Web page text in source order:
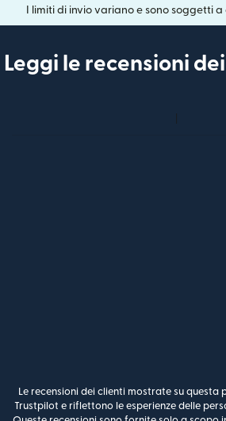
I limiti di invio variano e sono soggetti
Leggi le recensioni
Le recensioni dei clienti mostrate su
Trustpilot e riflettono le esperienze delle